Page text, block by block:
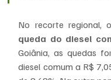
No recorte regional, o
queda do diesel
Goiânia, as quedas
diesel comum a R$